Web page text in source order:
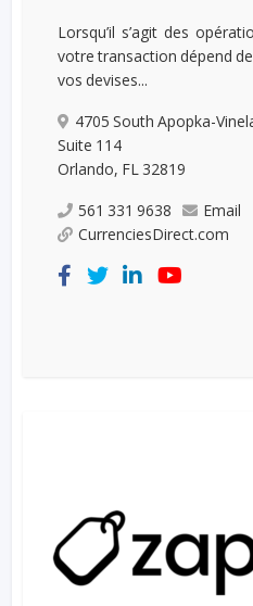
Lorsqu’il s’agit des
votre transaction dépend
vos devises...
4705 South Apopka-
Suite 114
Orlando, FL 32819​
561 331 9638
Email
CurrenciesDirect.com